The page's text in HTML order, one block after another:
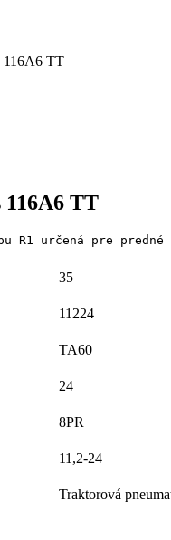
116A6 TT
116A6 TT
R1 určená pre
35
11224
TA60
24
8PR
11,2-24
Traktorová